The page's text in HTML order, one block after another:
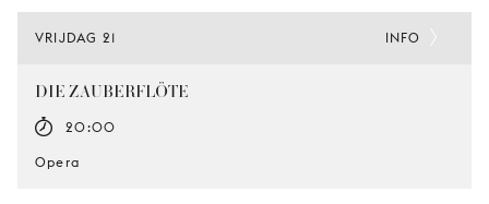
VRIJDAG 21
DIE ZAUBERFLÖTE
20:00
Opera
INFO